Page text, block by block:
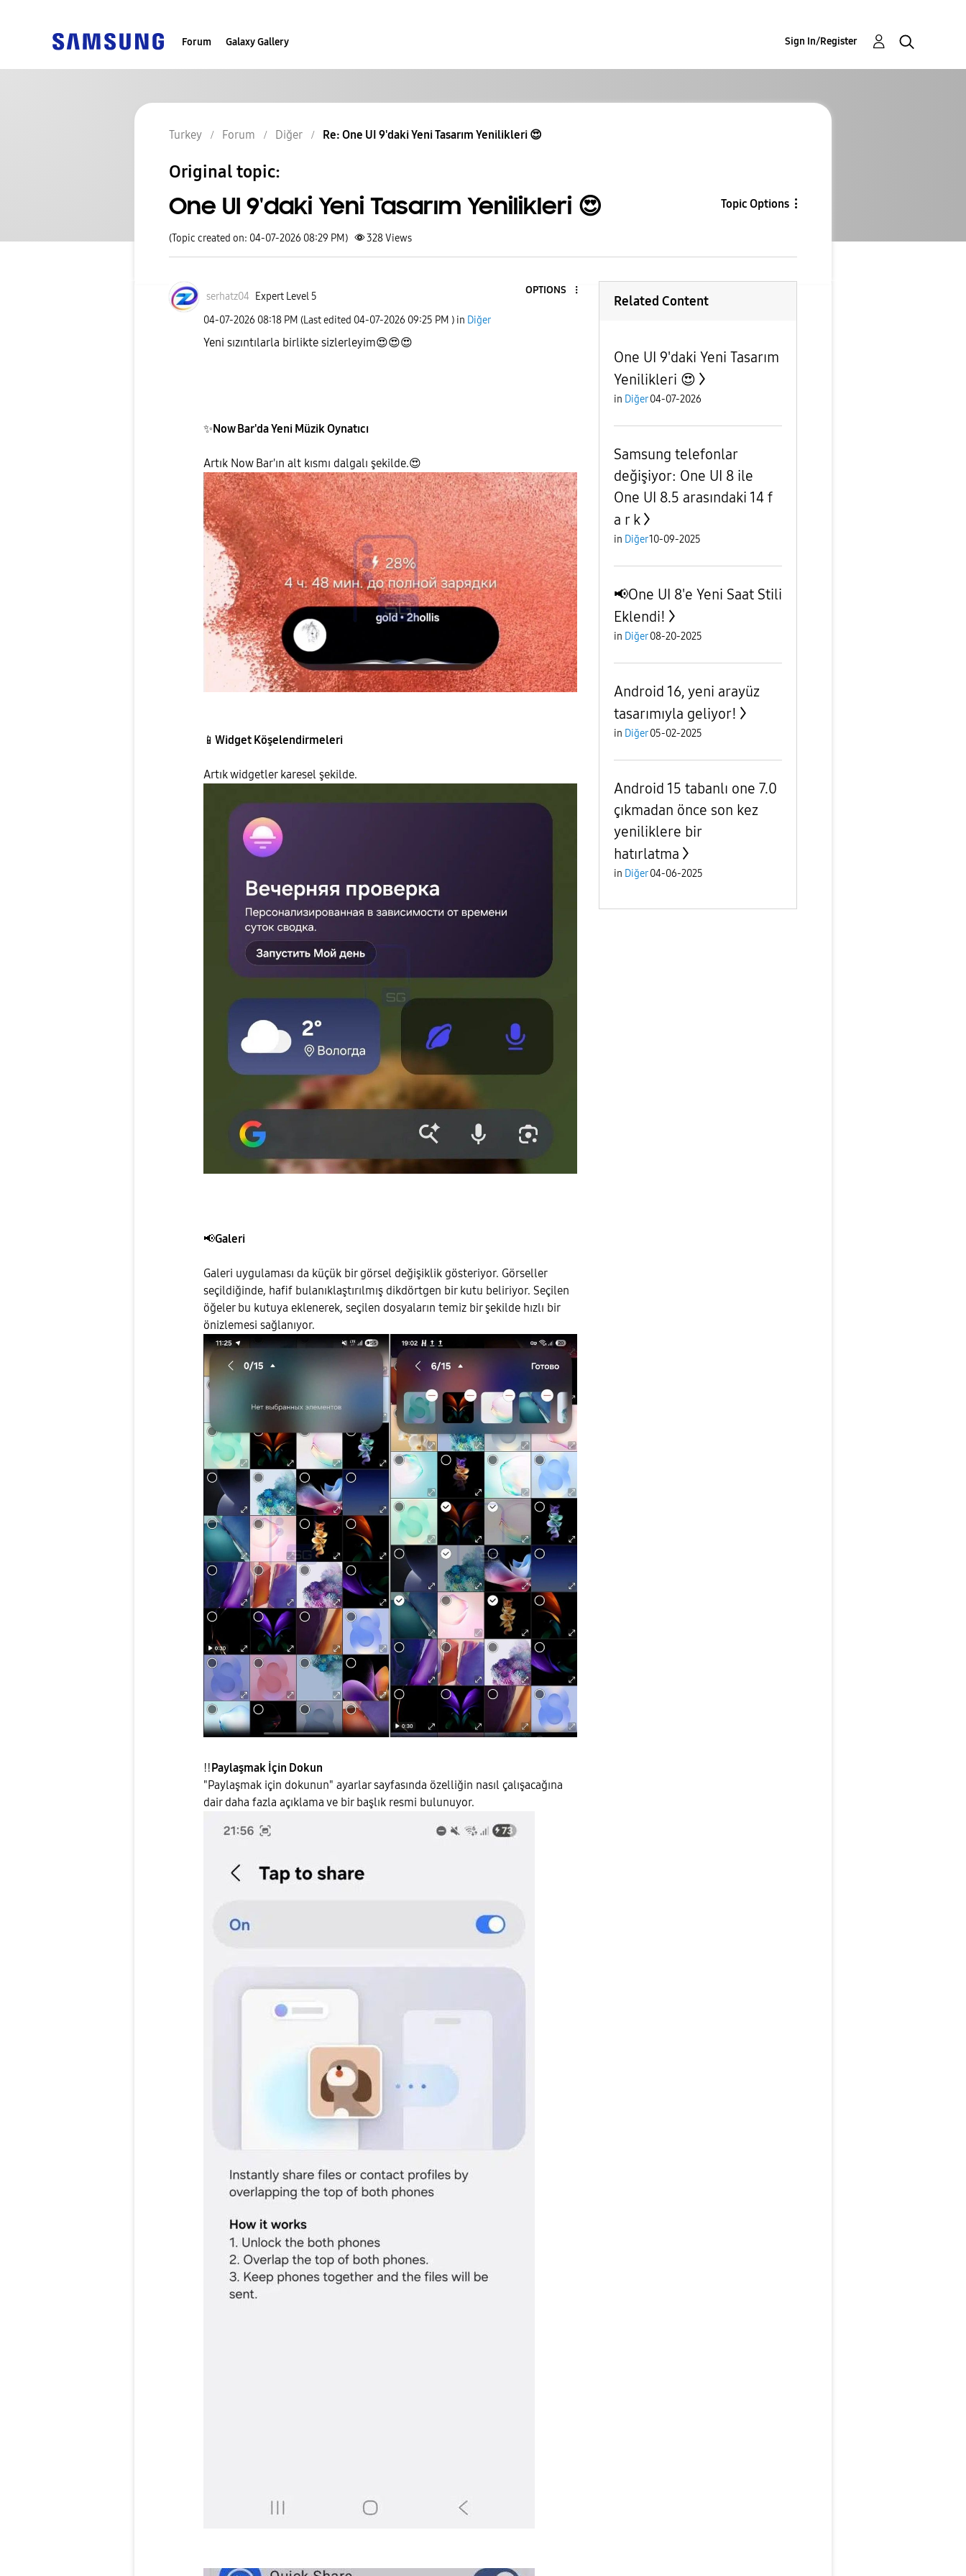
Forum Galaxy Gallery Sign In/Register
Turkey Forum Diğer Re: One UI 9'daki Yeni Tasarım Yenilikleri 😍
Original topic:
One UI 9'daki Yeni Tasarım Yenilikleri 😍 Topic Options
(Topic created on: 04-07-2026 08:29 PM) 328Views
serhatz04 Expert Level 5
OPTIONS
‎04-07-2026 08:18 PM (Last edited ‎04-07-2026 09:25 PM ) in Diğer
Yeni sızıntılarla birlikte sizlerleyim😍😍😍
✨ Now Bar'da Yeni Müzik Oynatıcı
Artık Now Bar'ın alt kısmı dalgalı şekilde.😍
📱 Widget Köşelendirmeleri
Artık widgetler karesel şekilde.
📢Galeri
Galeri uygulaması da küçük bir görsel değişiklik gösteriyor. Görseller
seçildiğinde, hafif bulanıklaştırılmış dikdörtgen bir kutu beliriyor. Seçilen
öğeler bu kutuya eklenerek, seçilen dosyaların temiz bir şekilde hızlı bir
önizlemesi sağlanıyor.
‼️Paylaşmak İçin Dokun
"Paylaşmak için dokunun" ayarlar sayfasında özelliğin nasıl çalışacağına
dair daha fazla açıklama ve bir başlık resmi bulunuyor.
Related Content
One UI 9'daki Yeni Tasarım
Yenilikleri 😍
in Diğer 04-07-2026
Samsung telefonlar
değişiyor: One UI 8 ile
One UI 8.5 arasındaki 14 f
a r k
in Diğer10-09-2025
📢One UI 8'e Yeni Saat Stili
Eklendi!
in Diğer 08-20-2025
Android 16, yeni arayüz
tasarımıyla geliyor!
in Diğer 05-02-2025
Android 15 tabanlı one 7.0
çıkmadan önce son kez
yeniliklere bir
hatırlatma
in Diğer 04-06-2025